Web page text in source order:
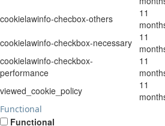
cookielawinfo-checbox-others
11
cookielawinfo-checkbox-necessary
11
cookielawinfo-checkbox-
performance
11
viewed_cookie_policy
11
Functional
Functional